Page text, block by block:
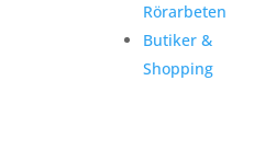
Rörarbeten
Butiker &
Shopping